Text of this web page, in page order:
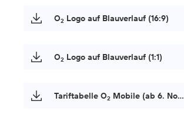
O2 Logo auf Blauverlauf (16:9)
O2 Logo auf Blauverlauf (1:1)
Tariftabelle O2 Mobile (ab 6. November 2024)